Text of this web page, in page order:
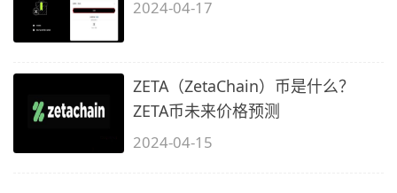
2024-04-17
ZETA（ZetaChain）币是什么？
ZETA币未来价格预测
2024-04-15